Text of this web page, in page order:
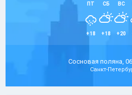
ПТ
+18
СБ
+18
ВС
+20
Сосновая поляна,
Санкт-